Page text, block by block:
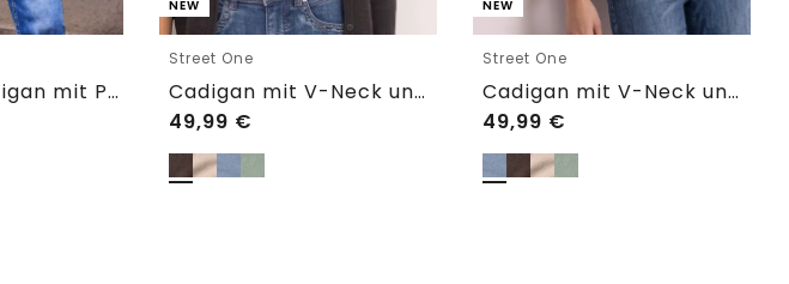
Kurzarm Cardigan mit Polokragen
NEW
Street One
Cadigan mit V-Neck und Knopfleiste
49,99 €
NEW
Street One
Cadigan mit V-Neck und Knopfleiste
49,99 €